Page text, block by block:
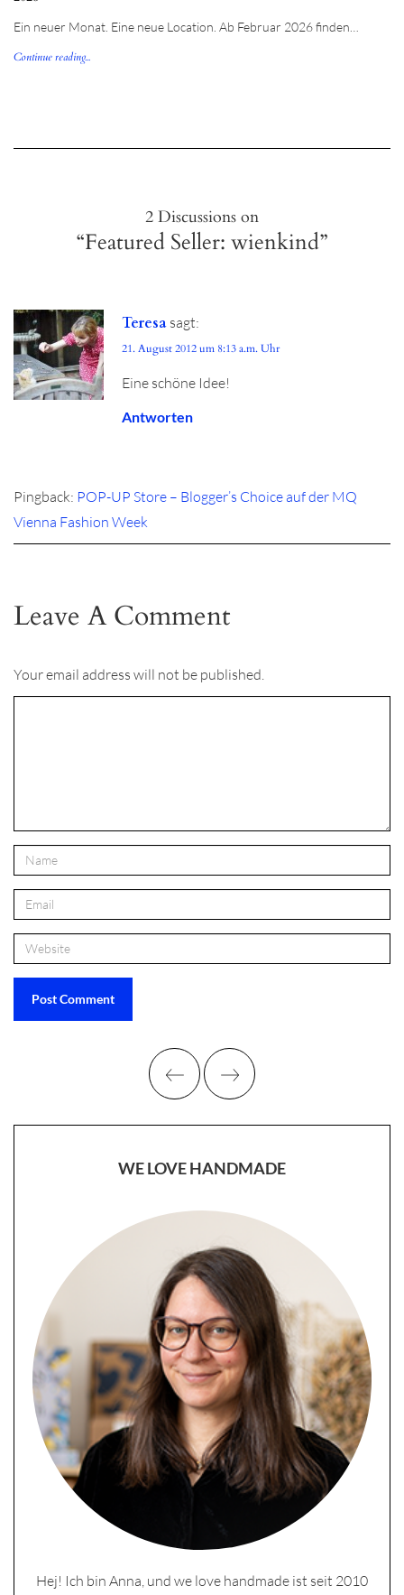
Ein neuer Monat. Eine neue Location. Ab Februar 2026 finden…
Continue reading...
2 Discussions on
“Featured Seller: wienkind”
Teresa sagt:
21. August 2012 um 8:13 a.m. Uhr
Eine schöne Idee!
Antworten
Pingback: POP-UP Store – Blogger’s Choice auf der MQ
Vienna Fashion Week
Leave A Comment
Your email address will not be published.
WE LOVE HANDMADE
Hej! Ich bin Anna, und we love handmade ist seit 2010